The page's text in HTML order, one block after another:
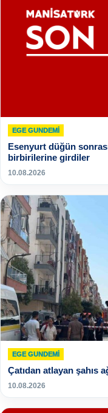
EGE GUNDEMİ
Esenyurt düğün
birbirilerine girdiler
10.08.2026
EGE GUNDEMİ
Çatıdan atlayan şahıs
10.08.2026